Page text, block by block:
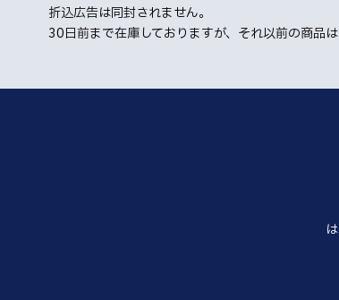
折込広告は同封されません。
30日前まで在庫しておりますが、それ以前の商品